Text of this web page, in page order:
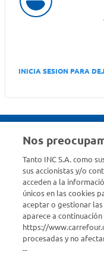
INICIA SESION PARA
Estamos para
¿Tenés una consulta?
Descubrí Carrefour
Nos
Tanto INC S.A. como
sus accionistas y/o
acceden a la
únicos en las cookies
aceptar o gestionar
aparece a
https://
procesadas y no
--